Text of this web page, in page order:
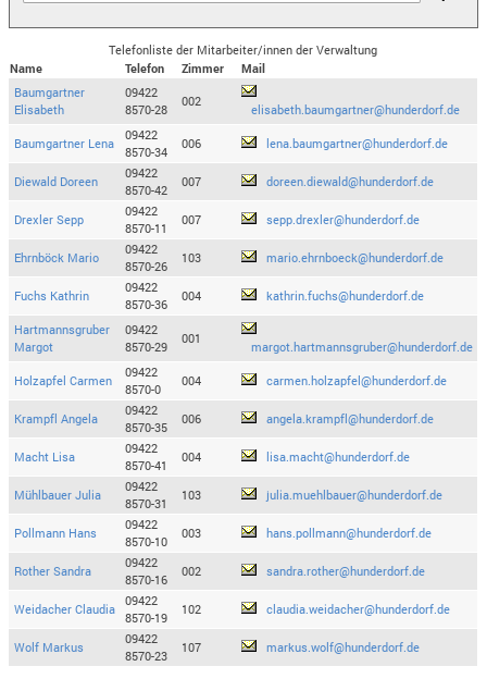
Telefonliste der Mitarbeiter/innen der Verwaltung
Name
Telefon Zimmer
Mail
Baumgartner
Elisabeth
09422
8570-28
002
elisabeth.baumgartner@hunderdorf.de
Baumgartner Lena
09422
8570-34
006 lena.baumgartner@hunderdorf.de
Diewald Doreen
09422
8570-42
007 doreen.diewald@hunderdorf.de
Drexler Sepp
09422
8570-11
007 sepp.drexler@hunderdorf.de
Ehrnböck Mario
09422
8570-26
103 mario.ehrnboeck@hunderdorf.de
Fuchs Kathrin
09422
8570-36
004 kathrin.fuchs@hunderdorf.de
Hartmannsgruber
Margot
09422
8570-29
001
margot.hartmannsgruber@hunderdorf.de
Holzapfel Carmen
09422
8570-0
004 carmen.holzapfel@hunderdorf.de
Krampfl Angela
09422
8570-35
006 angela.krampfl@hunderdorf.de
Macht Lisa
09422
8570-41
004 lisa.macht@hunderdorf.de
Mühlbauer Julia
09422
8570-31
103 julia.muehlbauer@hunderdorf.de
Pollmann Hans
09422
8570-10
003 hans.pollmann@hunderdorf.de
Rother Sandra
09422
8570-16
002 sandra.rother@hunderdorf.de
Weidacher Claudia
09422
8570-19
102 claudia.weidacher@hunderdorf.de
Wolf Markus
09422
8570-23
107 markus.wolf@hunderdorf.de